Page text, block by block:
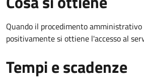
Quando il procedimento amministrativo
positivamente si ottiene l'accesso al
Tempi e scadenze